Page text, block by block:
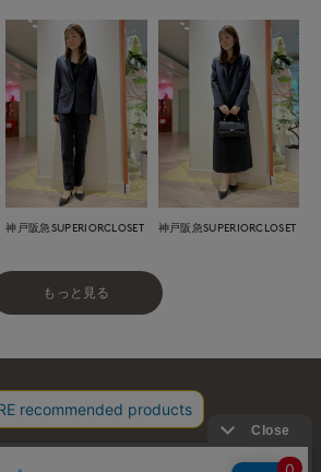
神戸阪急SUPERIORCLOSET 神戸阪急SUPERIORCLOSET
もっと見る
利用規約 プライバシーポリシー